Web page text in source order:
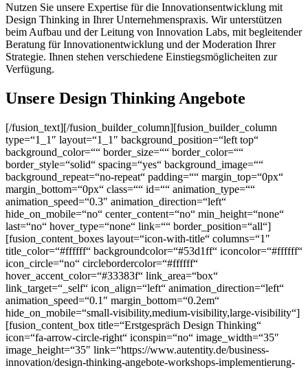
Nutzen Sie unsere Expertise für die Innovationsentwicklung mit
Design Thinking in Ihrer Unternehmenspraxis. Wir unterstützen
beim Aufbau und der Leitung von Innovation Labs, mit begleitender
Beratung für Innovationentwicklung und der Moderation Ihrer
Strategie. Ihnen stehen verschiedene Einstiegsmöglicheiten zur
Verfügung.
Unsere Design Thinking Angebote
[/fusion_text][/fusion_builder_column][fusion_builder_column
type=“1_1″ layout=“1_1″ background_position=“left top“
background_color=““ border_size=““ border_color=““
border_style=“solid“ spacing=“yes“ background_image=““
background_repeat=“no-repeat“ padding=““ margin_top=“0px“
margin_bottom=“0px“ class=““ id=““ animation_type=““
animation_speed=“0.3″ animation_direction=“left“
hide_on_mobile=“no“ center_content=“no“ min_height=“none“
last=“no“ hover_type=“none“ link=““ border_position=“all“]
[fusion_content_boxes layout=“icon-with-title“ columns=“1″
title_color=“#ffffff“ backgroundcolor=“#53d1ff“ iconcolor=“#ffffff“
icon_circle=“no“ circlebordercolor=“#ffffff“
hover_accent_color=“#33383f“ link_area=“box“
link_target=“_self“ icon_align=“left“ animation_direction=“left“
animation_speed=“0.1″ margin_bottom=“0.2em“
hide_on_mobile=“small-visibility,medium-visibility,large-visibility“]
[fusion_content_box title=“Erstgespräch Design Thinking“
icon=“fa-arrow-circle-right“ iconspin=“no“ image_width=“35″
image_height=“35″ link=“https://www.autentity.de/business-
innovation/design-thinking-angebote-workshops-implementierung-